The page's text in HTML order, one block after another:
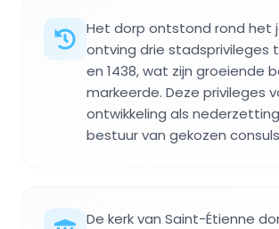
Het dorp ontstond rond het
ontving drie stadsprivileges
en 1438, wat zijn groeiende
markeerde. Deze privileges
ontwikkeling als
bestuur van gekozen
De kerk van Saint-Étienne